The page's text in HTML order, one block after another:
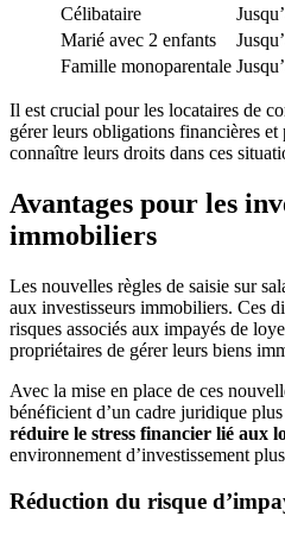
Célibataire
Marié avec 2 enfants
Famille monoparentale
Il est crucial pour les locataires de
gérer leurs obligations financières
connaître leurs droits dans ces
Avantages pour les
immobiliers
Les nouvelles règles de saisie sur
aux investisseurs immobiliers. Ces
risques associés aux impayés de
propriétaires de gérer leurs biens
Avec la mise en place de ces
bénéficient d’un cadre juridique
réduire le stress financier lié aux
environnement d’investissement
Réduction du risque